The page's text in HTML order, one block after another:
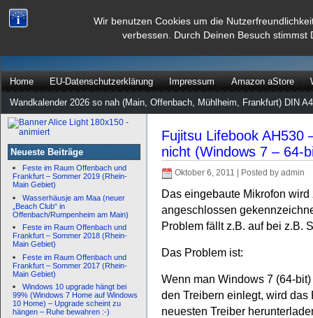
Wir benutzen Cookies um die
verbessen. Durch Deinen Besuch stimmst
dann rate mal
Home EU-Datenschutzerklärung Impressum Amazon aStore
Wandkalender 2026 so nah (Main, Offenbach, Mühlheim, Frankfurt) DIN
Neueste Beiträge
Feste im Raum Offenbach und
Frankfurt – Sommer 2019 (Rhein-
Main Gebiet)
Wasserhäusje am Maa (neuer
„Beach Club“ in
Offenbach/Rumpenheim am Main)
Feste im Raum Offenbach und
Frankfurt – Sommer 2018 (Rhein-
Main Gebiet)
Feste im Raum Offenbach und
Frankfurt – Sommer 2017 (Rhein-
Main Gebiet)
Windows 10 upgrade hängt bei
99% (Windows 7 Home auf Windows
10 Home) – Upgrade scheint zu
hängen – Ruhe bewahren :-)
Fujitsu Lifebook AH530
nicht (Windows 7 – 64-
Oktober 6, 2011 | Posted by admin
Das eingebaute Mikrofon
angeschlossen
Problem fällt z.B. auf bei z.B.
Das Problem ist:
Wenn man Windows 7 (64-
den Treibern einlegt, wird
neuesten Treiber